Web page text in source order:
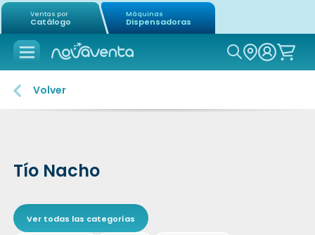
Ventas por
Catálogo
Máquinas
Dispensadoras
Icon of
Volver
Tío Nacho
Ver todas las categorías